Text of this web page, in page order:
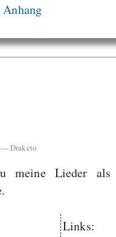
Anhang
—Draketo
meine Lieder als
Links: